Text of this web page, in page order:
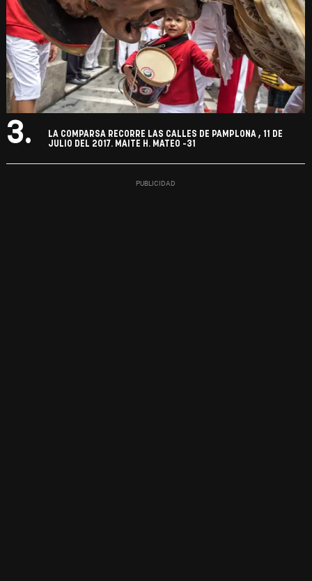
3.
LA COMPARSA RECORRE LAS CALLES DE PAMPLONA , 11 DE
JULIO DEL 2017. MAITE H. MATEO -31